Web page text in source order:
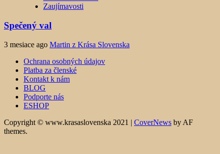
Zaujímavosti
Spečený val
3 mesiace ago Martin z Krása Slovenska
Ochrana osobných údajov
Platba za členské
Kontakt k nám
BLOG
Podporte nás
ESHOP
Copyright © www.krasaslovenska 2021 | CoverNews by AF
themes.